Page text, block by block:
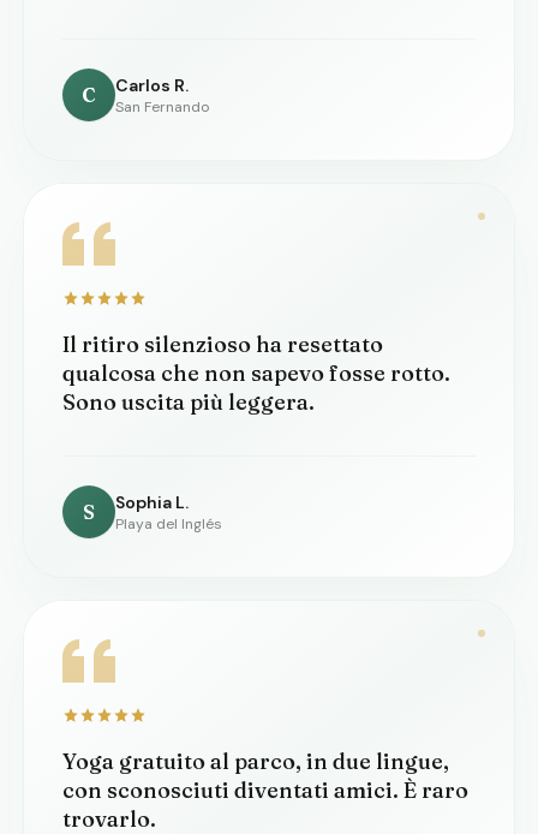
C Carlos R.
San Fernando
Il ritiro silenzioso ha resettato
qualcosa che non sapevo fosse rotto.
Sono uscita più leggera.
S Sophia L.
Playa del Inglés
Yoga gratuito al parco, in due lingue,
con sconosciuti diventati amici. È raro
trovarlo.